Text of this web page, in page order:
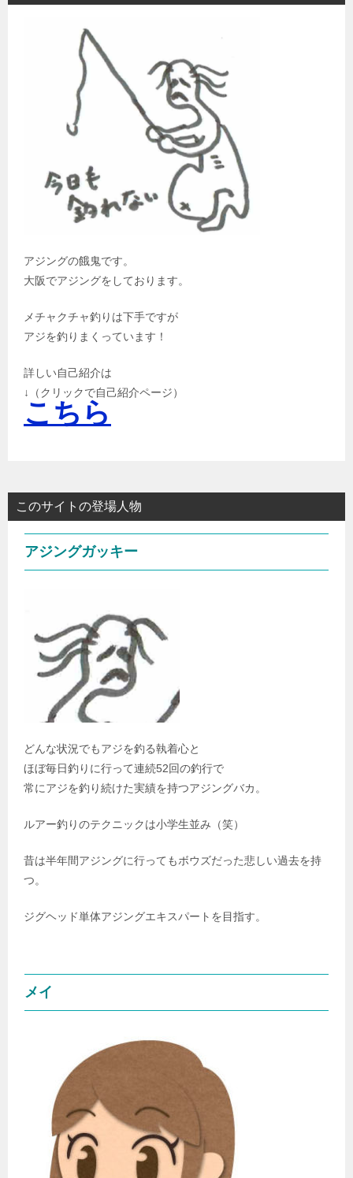
アジングの餓鬼です。
大阪でアジングをしております。
メチャクチャ釣りは下手ですが
アジを釣りまくっています！
詳しい自己紹介は
↓（クリックで自己紹介ページ）
こちら
このサイトの登場人物
アジングガッキー
どんな状況でもアジを釣る執着心と
ほぼ毎日釣りに行って連続52回の釣行で
常にアジを釣り続けた実績を持つアジングバカ。
ルアー釣りのテクニックは小学生並み（笑）
昔は半年間アジングに行ってもボウズだった悲しい過去を持
つ。
ジグヘッド単体アジングエキスパートを目指す。
メイ